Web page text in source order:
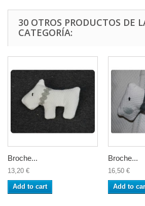
30 OTROS PRODUCTOS DE
CATEGORÍA:
Broche...
13,20 €
Add to cart
Broche...
16,50 €
Add to